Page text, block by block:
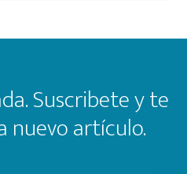
Suscribete y te
nuevo artículo.